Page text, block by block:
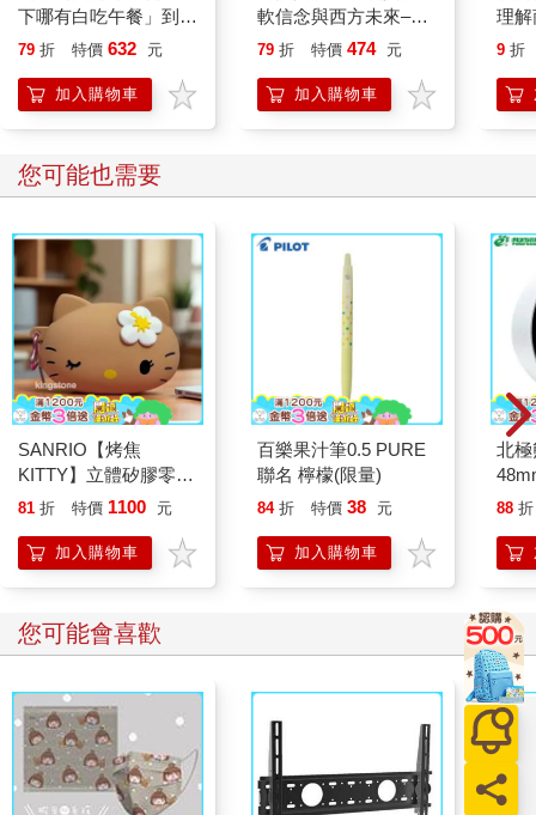
下哪有白吃午餐」到
「和平幸福」
79 折 特價 632 元
加入購物車
軟信念與西方未來–
Palantir 帕蘭泰爾的思
79 折 特價 474 元
加入購物車
理
濟
9 折
您可能也需要
SANRIO【烤焦
KITTY】立體矽膠零錢
包
81 折 特價 1100 元
加入購物車
百樂果汁筆0.5 PURE
聯名 檸檬(限量)
84 折 特價 38 元
加入購物車
北
88 折
您可能會喜歡